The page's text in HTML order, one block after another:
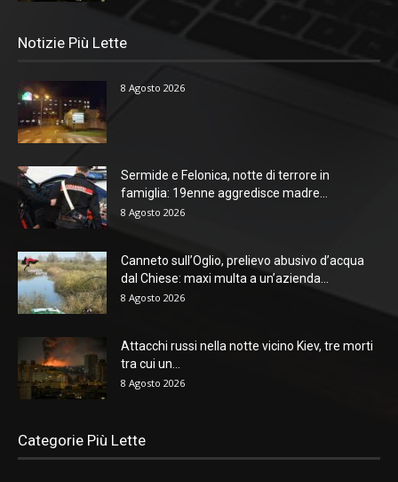
Notizie Più Lette
8 Agosto 2026
Sermide e Felonica, notte di terrore in
famiglia: 19enne aggredisce madre...
8 Agosto 2026
Canneto sull’Oglio, prelievo abusivo d’acqua
dal Chiese: maxi multa a un’azienda...
8 Agosto 2026
Attacchi russi nella notte vicino Kiev, tre morti
tra cui un...
8 Agosto 2026
Categorie Più Lette